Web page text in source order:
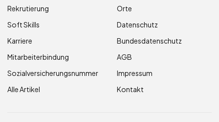
Rekrutierung
Soft Skills
Karriere
Mitarbeiterbindung
Sozialversicherungsnummer
Alle Artikel
Orte
Datenschutz
Bundesdatenschutz
AGB
Impressum
Kontakt